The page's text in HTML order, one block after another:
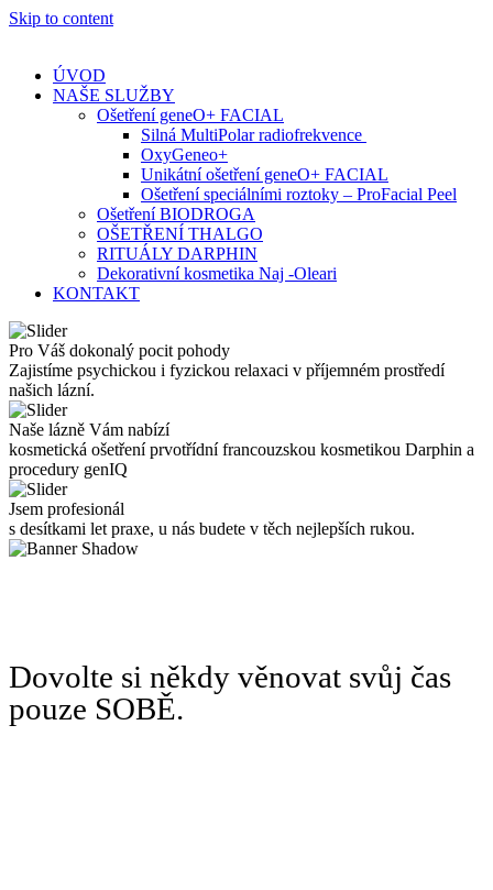
Skip to content
ÚVOD
NAŠE SLUŽBY
Ošetření geneO+ FACIAL
Silná MultiPolar radiofrekvence
OxyGeneo+
Unikátní ošetření geneO+ FACIAL
Ošetření speciálními roztoky – ProFacial Peel
Ošetření BIODROGA
OŠETŘENÍ THALGO
RITUÁLY DARPHIN
Dekorativní kosmetika Naj -Oleari
KONTAKT
Pro Váš dokonalý pocit pohody
Zajistíme psychickou i fyzickou relaxaci v příjemném prostředí
našich lázní.
Naše lázně Vám nabízí
kosmetická ošetření prvotřídní francouzskou kosmetikou Darphin a
procedury genIQ
Jsem profesionál
s desítkami let praxe, u nás budete v těch nejlepších rukou.
Dovolte si někdy věnovat svůj čas
pouze SOBĚ.